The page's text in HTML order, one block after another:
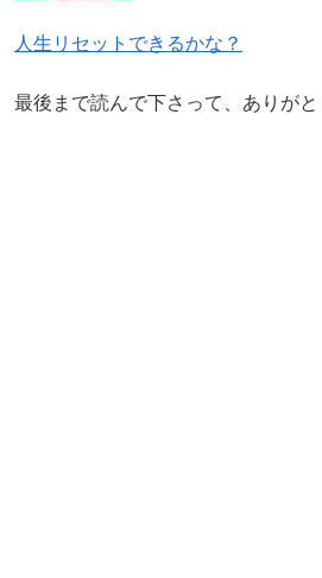
人生リセットできるかな？
最後まで読んで下さって、ありがと